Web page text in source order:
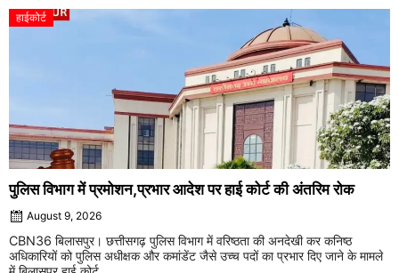
हाईकोर्ट
पुलिस विभाग में प्रमोशन,प्रभार आदेश पर हाई कोर्ट की अंतरिम रोक
August 9, 2026
CBN36 बिलासपुर। छत्तीसगढ़ पुलिस विभाग में वरिष्ठता की अनदेखी कर कनिष्ठ
अधिकारियों को पुलिस अधीक्षक और कमांडेंट जैसे उच्च पदों का प्रभार दिए जाने के मामले